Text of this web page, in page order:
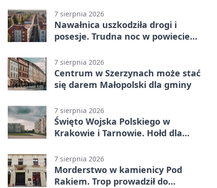
7 sierpnia 2026
Nawałnica uszkodziła drogi i
posesje. Trudna noc w powiecie
7 sierpnia 2026
Centrum w Szerzynach może stać
się darem Małopolski dla gminy
7 sierpnia 2026
Święto Wojska Polskiego w
Krakowie i Tarnowie. Hołd dla
7 sierpnia 2026
Morderstwo w kamienicy Pod
Rakiem. Trop prowadził do